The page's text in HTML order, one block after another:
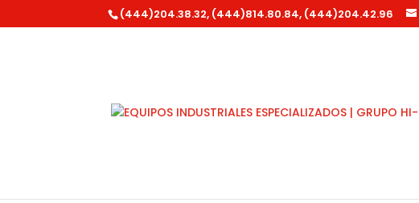
(444)204.38.32, (444)814.80.84, (444)204.42.96